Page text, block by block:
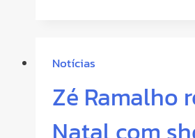
Notícias
Zé Ramalho